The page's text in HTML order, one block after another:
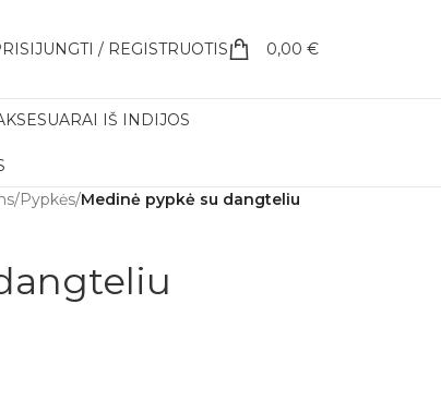
/ REGISTRUOTIS 0,00 €
IŠ INDIJOS
/Pypkės/Medinė pypkė su dangteliu